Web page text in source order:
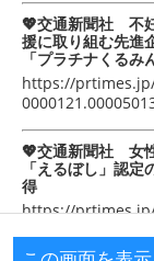
💖交通新聞社 不
援に取り組む先進
「プラチナくる
https://
💖交通新聞社 女
「えるぼし」認
得
https://